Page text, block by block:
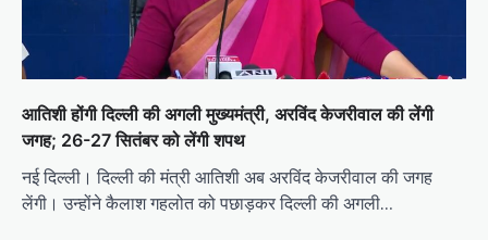
आतिशी होंगी दिल्ली की अगली मुख्यमंत्री, अरविंद केजरीवाल की लेंगी
जगह; 26-27 सितंबर को लेंगी शपथ
नई दिल्ली। दिल्ली की मंत्री आतिशी अब अरविंद केजरीवाल की जगह
लेंगी। उन्होंने कैलाश गहलोत को पछाड़कर दिल्ली की अगली…